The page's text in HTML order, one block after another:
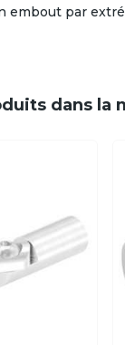
embout par
dans la